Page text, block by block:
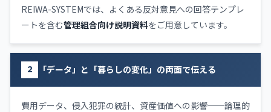
REIWA-SYSTEMでは、よくある反対意見への回答テンプレ
ートを含む管理組合向け説明資料をご用意しています。
2 「データ」と「暮らしの変化」の両面で伝える
費用データ、侵入犯罪の統計、資産価値への影響──論理的